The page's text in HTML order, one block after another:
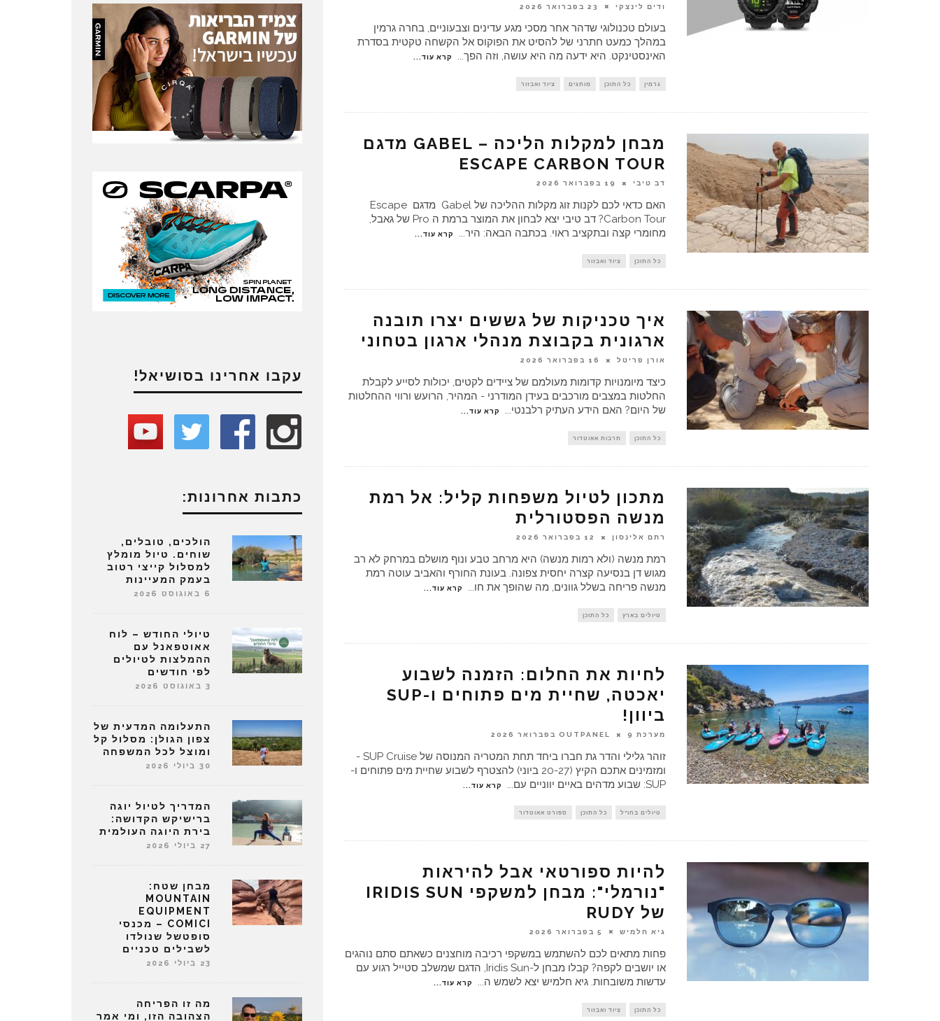
ודים לינצקי 23 בפברואר 2026
בעולם טכנולוגי שדהר אחר מסכי מגע עדינים וצבעוניים, בחרה גרמין
במהלך כמעט חתרני של להסיט את הפוקוס אל הקשחה טקטית בסדרת
האינסטינקט. היא ידעה מה היא עושה, וזה הפך... קרא עוד...
גרמין כל התוכן מותגים ציוד ואבזור
מבחן למקלות הליכה – GABEL מדגם
ESCAPE CARBON TOUR
דב טיבי 19 בפברואר 2026
האם כדאי לכם לקנות זוג מקלות ההליכה של Gabel מדגם Escape
Carbon Tour? דב טיבי יצא לבחון את המוצר ברמת ה Pro של גאבל,
מחומרי קצה ובתקציב ראוי. בכתבה הבאה: היר... קרא עוד...
כל התוכן ציוד ואבזור
איך טכניקות של גששים יצרו תובנה
ארגונית בקבוצת מנהלי ארגון בטחוני
אורן פריטל 16 בפברואר 2026
כיצד מיומנויות קדומות מעולמם של ציידים לקטים, יכולות לסייע לקבלת
החלטות במצבים מורכבים בעידן המודרני - המהיר, הרועש ורווי ההחלטות
של היום? האם הידע העתיק רלבנטי... קרא עוד...
כל התוכן תרבות אאוטדור
מתכון לטיול משפחות קליל: אל רמת
מנשה הפסטורלית
רתם אלינסון 12 בפברואר 2026
רמת מנשה (ולא רמות מנשה) היא מרחב טבע ונוף מושלם במרחק לא רב
מגוש דן בנסיעה קצרה יחסית צפונה. בעונת החורף והאביב עוטה רמת
מנשה פריחה בשלל גוונים, מה שהופך את חו... קרא עוד...
טיולים בארץ כל התוכן
לחיות את החלום: הזמנה לשבוע
יאכטה, שחיית מים פתוחים ו-SUP
ביוון!
מערכת OUTPANEL 9 בפברואר 2026
זוהר גלילי והדר גת חברו ביחד תחת המטריה המנוסה של SUP Cruise -
ומזמינים אתכם הקיץ (20-27 ביוני) להצטרף לשבוע שחיית מים פתוחים ו-
SUP: שבוע מדהים באיים יווניים עם
... קרא עוד...
טיולים בחו"ל כל התוכן ספורט אאוטדור
להיות ספורטאי אבל להיראות
"נורמלי": מבחן למשקפי IRIDIS SUN
של RUDY
גיא חלמיש 5 בפברואר 2026
פחות מתאים לכם להשתמש במשקפי רכיבה מוחצנים כשאתם סתם נוהגים
או יושבים לקפה? קבלו מבחן ל-Iridis Sun, הדגם שמשלב סטייל רגוע עם
עדשות משובחות. גיא חלמיש יצא לשמש ה... קרא עוד...
כל התוכן ציוד ואבזור
עקבו אחרינו בסושיאל!
כתבות אחרונות:
הולכים, טובלים,
שוחים. טיול מומלץ
למסלול קייצי רטוב
בעמק המעיינות
6 באוגוסט 2026
טיולי החודש – לוח
אאוטפאנל עם
ההמלצות לטיולים
לפי חודשים
3 באוגוסט 2026
התעלומה המדעית של
צפון הגולן: מסלול קל
ומוצל לכל המשפחה
30 ביולי 2026
המדריך לטיול יוגה
ברישיקש הקדושה:
בירת היוגה העולמית
27 ביולי 2026
מבחן שטח:
MOUNTAIN
EQUIPMENT
COMICI – מכנסי
סופטשל שנולדו
לשבילים טכניים
23 ביולי 2026
מה זו הפריחה
הצהובה הזו, ומי אמר